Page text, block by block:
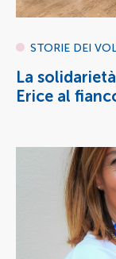
STORIE DEI
La
Erice al